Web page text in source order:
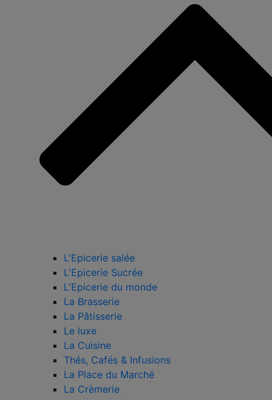
L'Epicerie salée
L'Epicerie Sucrée
L'Epicerie du monde
La Brasserie
La Pâtisserie
Le luxe
La Cuisine
Thés, Cafés & Infusions
La Place du Marché
La Crèmerie